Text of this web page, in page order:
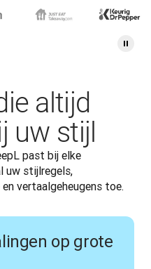
altijd
uw stijl
past bij elke
uw stijlregels,
vertaalgeheugens toe.
op grote